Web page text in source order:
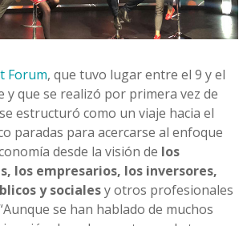
Forum, que tuvo lugar entre el 9 y el
y que se realizó por primera vez de
estructuró como un viaje hacia el
paradas para acercarse al enfoque
desde la visión de los
los empresarios, los inversores,
y socialesy otros profesionales
se han hablado de muchos